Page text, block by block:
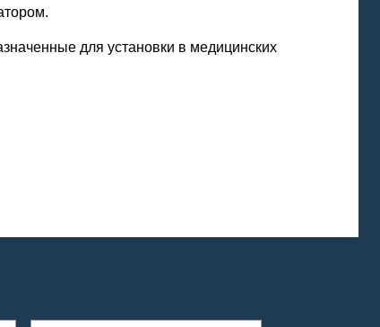
для установки в медицинских